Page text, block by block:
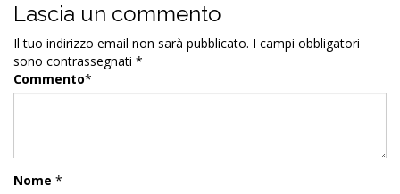
Lascia un commento
Il tuo indirizzo email non sarà pubblicato. I campi obbligatori
sono contrassegnati *
Commento*
Nome *